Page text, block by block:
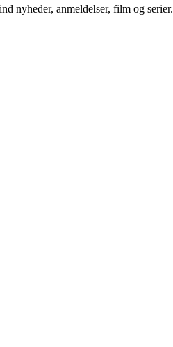
nyheder, anmeldelser, film og serier.